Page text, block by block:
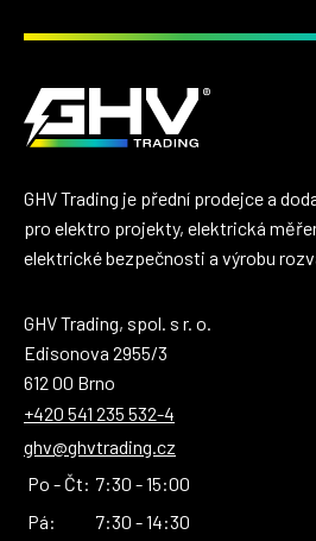
GHV Trading je přední prodejce a
pro elektro projekty, elektrická
elektrické bezpečnosti a výrobu
GHV Trading, spol. s r. o.
Edisonova 2955/3
612 00 Brno
+420 541 235 532-4
ghv@ghvtrading.cz
Po - Čt: 7:30 - 15:00
Pá:
7:30 - 14:30